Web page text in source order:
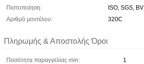
Πιστοποίηση:
ISO, SGS, BV
Αριθμό μοντέλου:
320C
Πληρωμής & Αποστολής Όροι
Ποσότητα παραγγελίας min:
1